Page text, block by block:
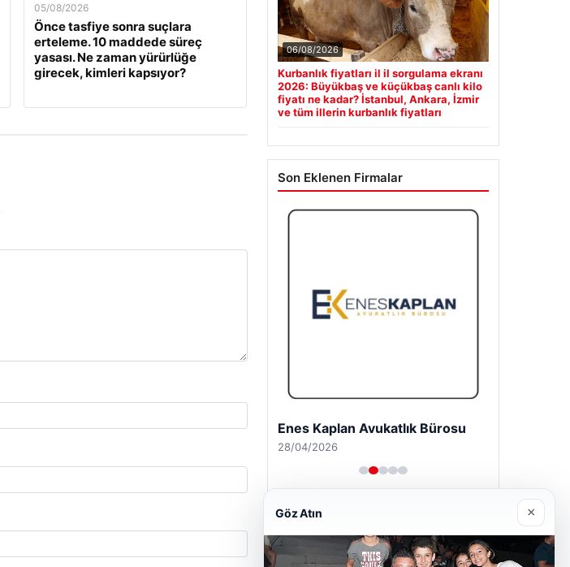
05/08/2026
Önce tasfiye sonra suçlara
erteleme. 10 maddede süreç
yasası. Ne zaman yürürlüğe
girecek, kimleri kapsıyor?
06/08/2026
Kurbanlık fiyatları il il sorgulama ekranı
2026: Büyükbaş ve küçükbaş canlı kilo
fiyatı ne kadar? İstanbul, Ankara, İzmir
Enes Kaplan Avukatlık Bürosu
Göz Atın ×